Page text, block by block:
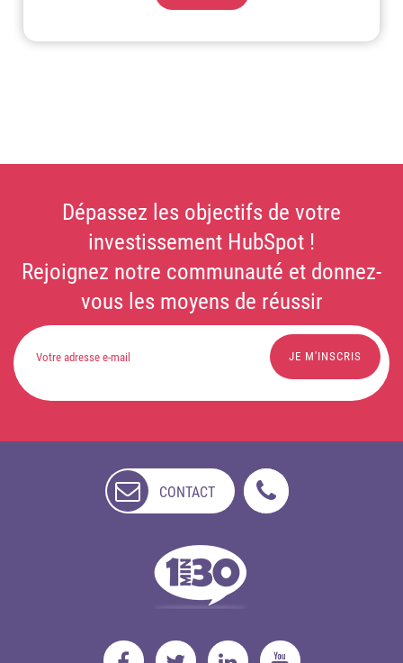
Dépassez les objectifs de votre
investissement HubSpot !
Rejoignez notre communauté et donnez-
vous les moyens de réussir
CONTACT
DISPONIBLE